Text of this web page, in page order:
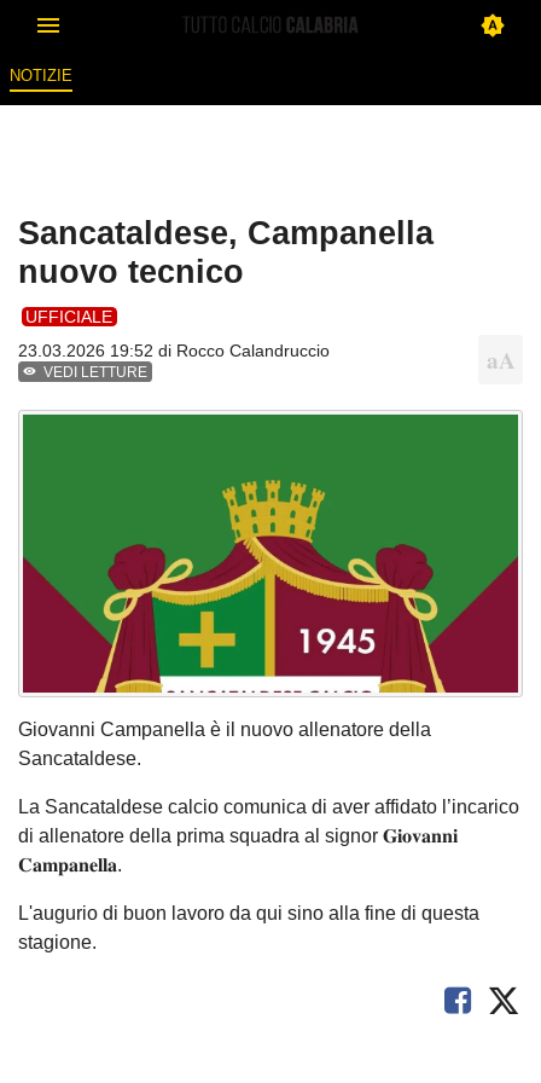
NOTIZIE
Sancataldese, Campanella
nuovo tecnico
UFFICIALE
23.03.2026 19:52 di Rocco Calandruccio
VEDI LETTURE
Giovanni Campanella è il nuovo allenatore della
Sancataldese.
La Sancataldese calcio comunica di aver affidato l’incarico
di allenatore della prima squadra al signor 𝐆𝐢𝐨𝐯𝐚𝐧𝐧𝐢
𝐂𝐚𝐦𝐩𝐚𝐧𝐞𝐥𝐥𝐚.
L'augurio di buon lavoro da qui sino alla fine di questa
stagione.